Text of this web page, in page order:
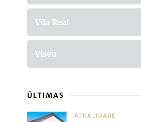
Vila Real
Viseu
ÚLTIMAS
ATUALIDADE